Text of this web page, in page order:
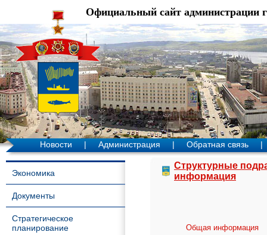
Официальный сайт администрации
Новости | Администрация | Обратная связь |
Экономика
Документы
Стратегическое
планирование
Структурные
информация
Общая информация